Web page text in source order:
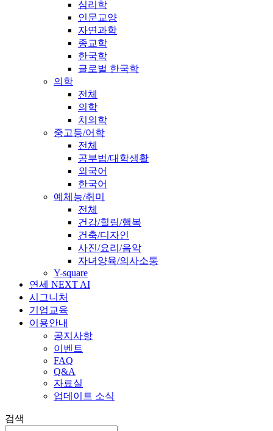
심리학
인문교양
자연과학
종교학
한국학
글로벌 한국학
의학
전체
의학
치의학
중고등/어학
전체
공부법/대학생활
외국어
한국어
예체능/취미
전체
건강/힐링/행복
건축/디자인
사진/요리/음악
자녀양육/의사소통
Y-square
연세 NEXT AI
시그니처
기업교육
이용안내
공지사항
이벤트
FAQ
Q&A
자료실
업데이트 소식
검색